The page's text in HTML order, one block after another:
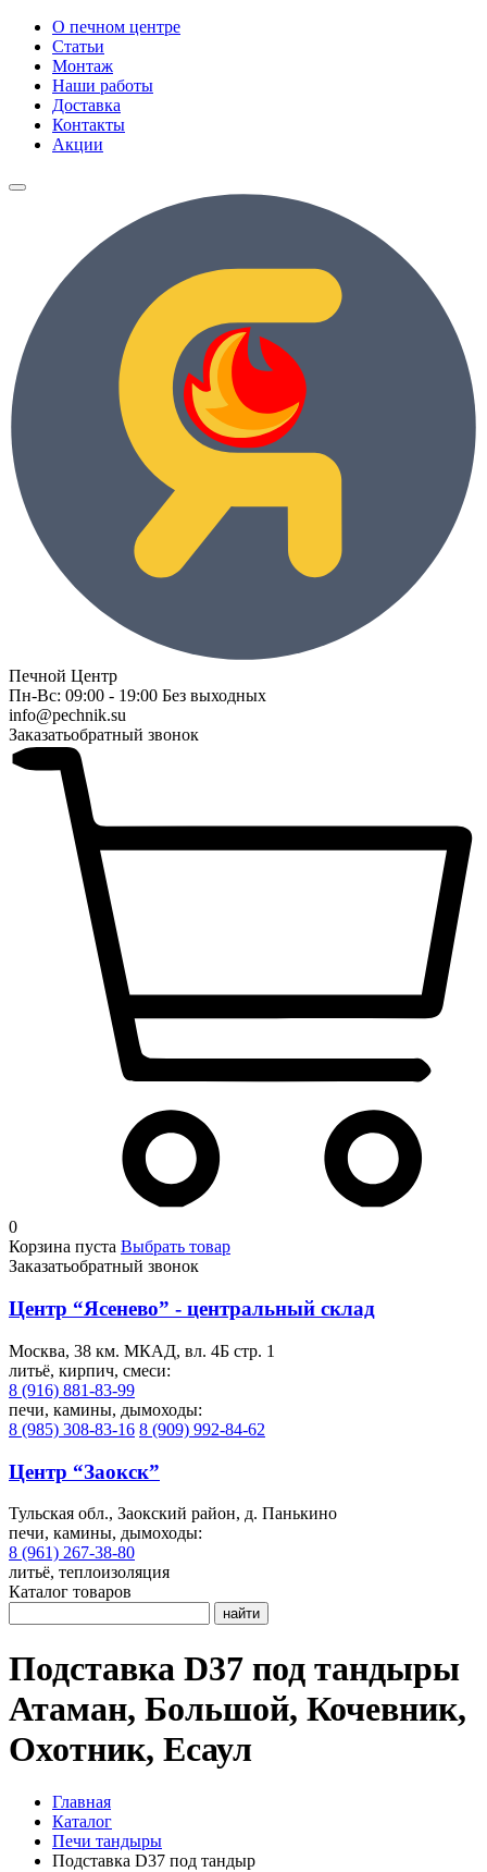
О печном центре
Статьи
Монтаж
Наши работы
Доставка
Контакты
Акции
Печной Центр
Пн-Вс: 09:00 - 19:00 Без выходных
info@pechnik.su
Заказатьобратный звонок
0
Корзина пуста Выбрать товар
Заказатьобратный звонок
Центр “Ясенево” - центральный склад
Москва, 38 км. МКАД, вл. 4Б стр. 1
литьё, кирпич, смеси:
8 (916) 881-83-99
печи, камины, дымоходы:
8 (985) 308-83-16 8 (909) 992-84-62
Центр “Заокск”
Тульская обл., Заокский район, д. Панькино
печи, камины, дымоходы:
8 (961) 267-38-80
литьё, теплоизоляция
Каталог товаров
найти
Подставка D37 под тандыры
Атаман, Большой, Кочевник,
Охотник, Есаул
Главная
Каталог
Печи тандыры
Подставка D37 под тандыр